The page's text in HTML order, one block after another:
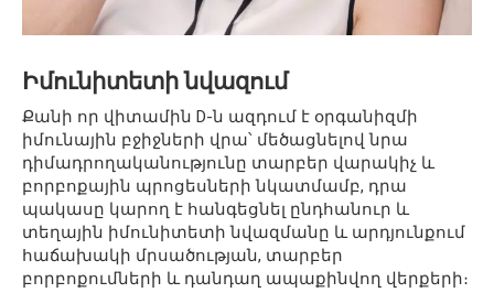
Իմունիտետի նվազում
Քանի որ վիտամին D-ն ազդում է օրգանիզմի
իմունային բջիջների վրա՝ մեծացնելով նրա
դիմադրողականությունը տարբեր վարակիչ և
բորբոքային պրոցեսների նկատմամբ, դրա
պակասը կարող է հանգեցնել ընդհանուր և
տեղային իմունիտետի նվազմանը և արդյունքում
հաճախակի մրսածության, տարբեր
բորբոքումների և դանդաղ ապաքինվող վերքերի։